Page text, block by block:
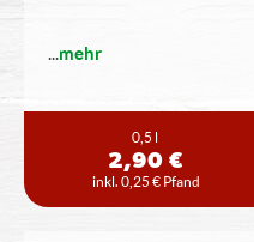
...mehr
0,5 l
2,90 €
inkl. 0,25 € Pfand